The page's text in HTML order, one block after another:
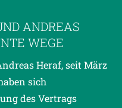
ANDREAS
WEGE
Heraf, seit März
sich
des Vertrags